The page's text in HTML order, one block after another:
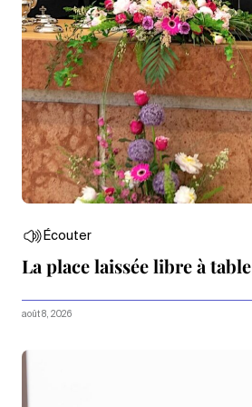
Écouter
La place laissée libre à table
août 8, 2026